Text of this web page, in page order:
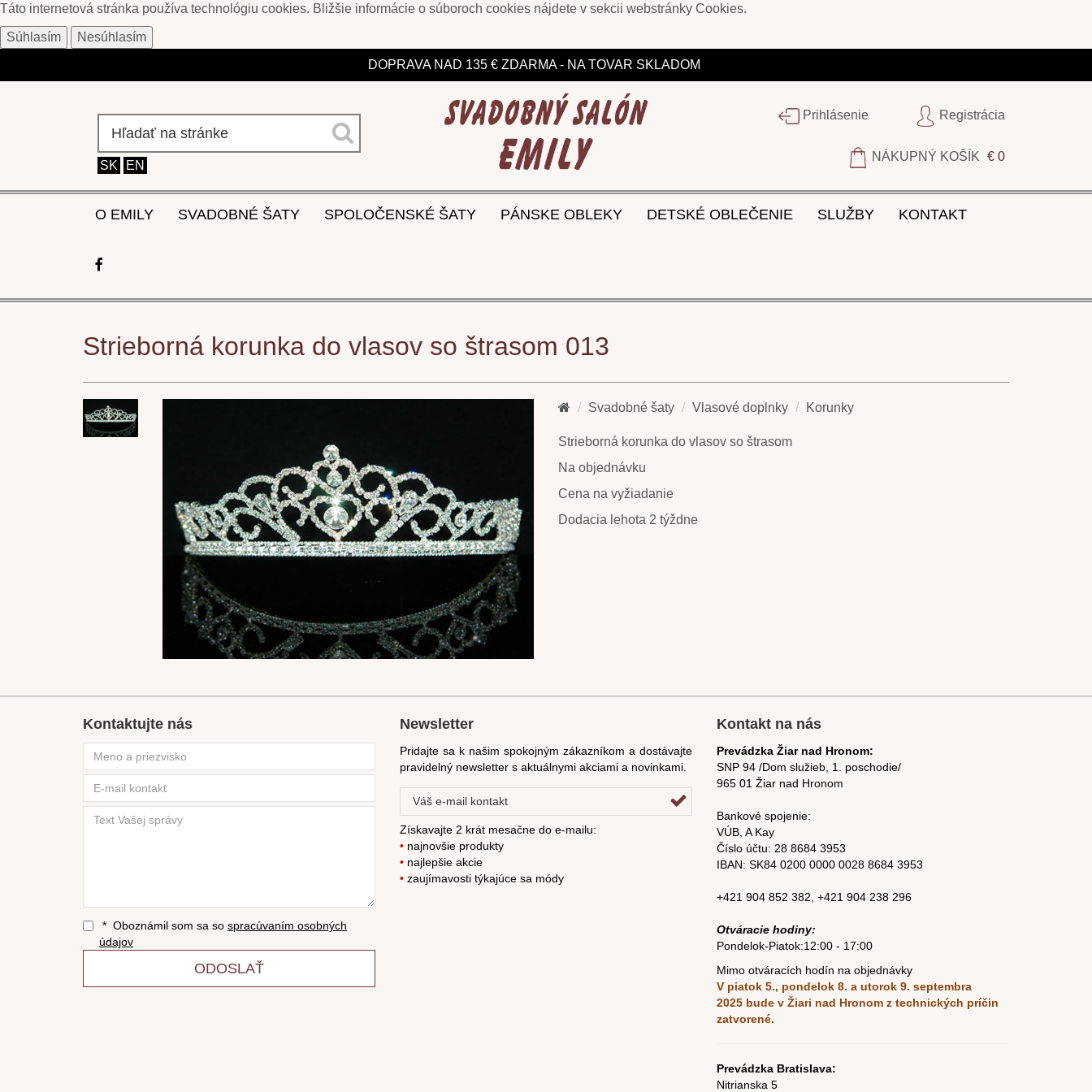
Táto internetová stránka používa technológiu cookies. Bližšie informácie o súboroch cookies nájdete v sekcii webstránky Cookies.
Súhlasím Nesúhlasím
DOPRAVA NAD 135 € ZDARMA - NA TOVAR SKLADOM
SK EN
Prihlásenie Registrácia
NÁKUPNÝ KOŠÍK € 0
O EMILY SVADOBNÉ ŠATY SPOLOČENSKÉ ŠATY PÁNSKE OBLEKY DETSKÉ OBLEČENIE SLUŽBY KONTAKT
Strieborná korunka do vlasov so štrasom 013
Svadobné šaty Vlasové doplnky Korunky
Strieborná korunka do vlasov so štrasom
Na objednávku
Cena na vyžiadanie
Dodacia lehota 2 týždne
Kontaktujte nás
* Oboznámil som sa so spracúvaním osobných
údajov
ODOSLAŤ
Newsletter
Pridajte sa k našim spokojným zákazníkom a dostávajte
pravidelný newsletter s aktuálnymi akciami a novinkami.
Získavajte 2 krát mesačne do e-mailu:
• najnovšie produkty
• najlepšie akcie
• zaujímavosti týkajúce sa módy
Kontakt na nás
Prevádzka Žiar nad Hronom:
SNP 94 /Dom služieb, 1. poschodie/
965 01 Žiar nad Hronom
Bankové spojenie:
VÚB, A Kay
Číslo účtu: 28 8684 3953
IBAN: SK84 0200 0000 0028 8684 3953
+421 904 852 382, +421 904 238 296
Otváracie hodiny:
Pondelok-Piatok:12:00 - 17:00
Mimo otváracích hodín na objednávky
V piatok 5., pondelok 8. a utorok 9. septembra
2025 bude v Žiari nad Hronom z technických príčin
zatvorené.
Prevádzka Bratislava:
Nitrianska 5